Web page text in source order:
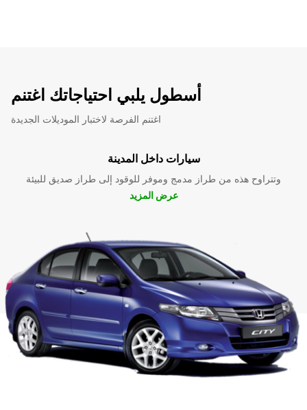
أسطول يلبي احتياجاتك اغتنم
اغتنم الفرصة لاختبار الموديلات الجديدة
سيارات داخل المدينة
وتتراوح هذه من طراز مدمج وموفر للوقود إلى طراز صديق للبيئة
عرض المزيد